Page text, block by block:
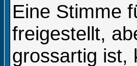
Eine Stimme
freigestellt,
grossartig ist,